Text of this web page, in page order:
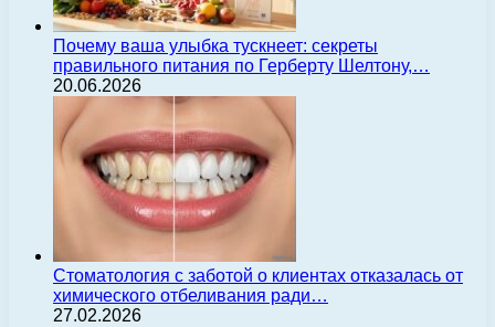
Почему ваша улыбка тускнеет: секреты
правильного питания по Герберту Шелтону,…
20.06.2026
Стоматология с заботой о клиентах отказалась от
химического отбеливания ради…
27.02.2026